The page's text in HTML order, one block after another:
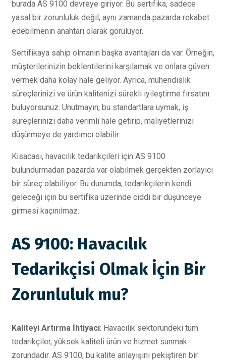
burada AS 9100 devreye giriyor. Bu sertifika, sadece
yasal bir zorunluluk değil, aynı zamanda pazarda rekabet
edebilmenin anahtarı olarak görülüyor.
Sertifikaya sahip olmanın başka avantajları da var. Örneğin,
müşterilerinizin beklentilerini karşılamak ve onlara güven
vermek daha kolay hale geliyor. Ayrıca, mühendislik
süreçlerinizi ve ürün kalitenizi sürekli iyileştirme fırsatını
buluyorsunuz. Unutmayın, bu standartlara uymak, iş
süreçlerinizi daha verimli hale getirip, maliyetlerinizi
düşürmeye de yardımcı olabilir.
Kısacası, havacılık tedarikçileri için AS 9100
bulundurmadan pazarda var olabilmek gerçekten zorlayıcı
bir süreç olabiliyor. Bu durumda, tedarikçilerin kendi
geleceği için bu sertifika üzerinde ciddi bir düşünceye
girmesi kaçınılmaz.
AS 9100: Havacılık
Tedarikçisi Olmak İçin Bir
Zorunluluk mu?
Kaliteyi Artırma İhtiyacı: Havacılık sektöründeki tüm
tedarikçiler, yüksek kaliteli ürün ve hizmet sunmak
zorundadır. AS 9100, bu kalite anlayışını pekiştiren bir